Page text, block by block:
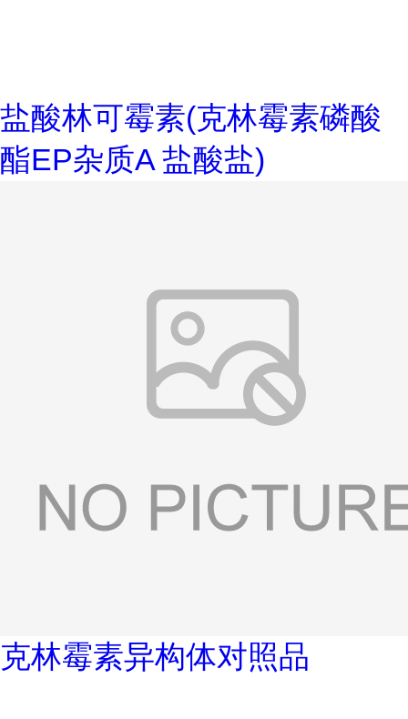
盐酸林可霉素(克林霉素磷酸
酯EP杂质A 盐酸盐)
克林霉素异构体对照品